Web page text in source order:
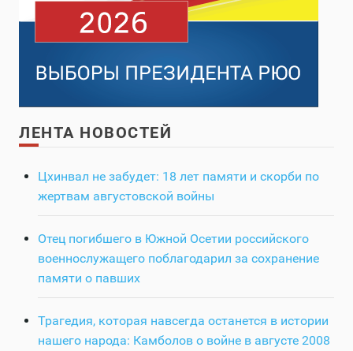
ЛЕНТА НОВОСТЕЙ
Цхинвал не забудет: 18 лет памяти и скорби по
жертвам августовской войны
Отец погибшего в Южной Осетии российского
военнослужащего поблагодарил за сохранение
памяти о павших
Трагедия, которая навсегда останется в истории
нашего народа: Камболов о войне в августе 2008